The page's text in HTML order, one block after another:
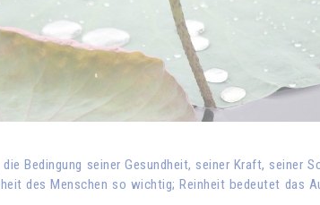
Bedingung seiner Gesundheit, seiner Kraft, seiner
des Menschen so wichtig; Reinheit bedeutet das